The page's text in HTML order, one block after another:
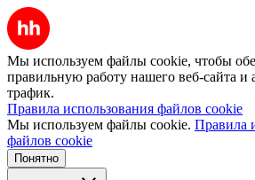
Мы используем файлы cookie, чтобы
правильную работу нашего веб-сайта и
трафик.
Правила использования файлов cookie
Мы используем файлы cookie. Правила
файлов cookie
Понятно